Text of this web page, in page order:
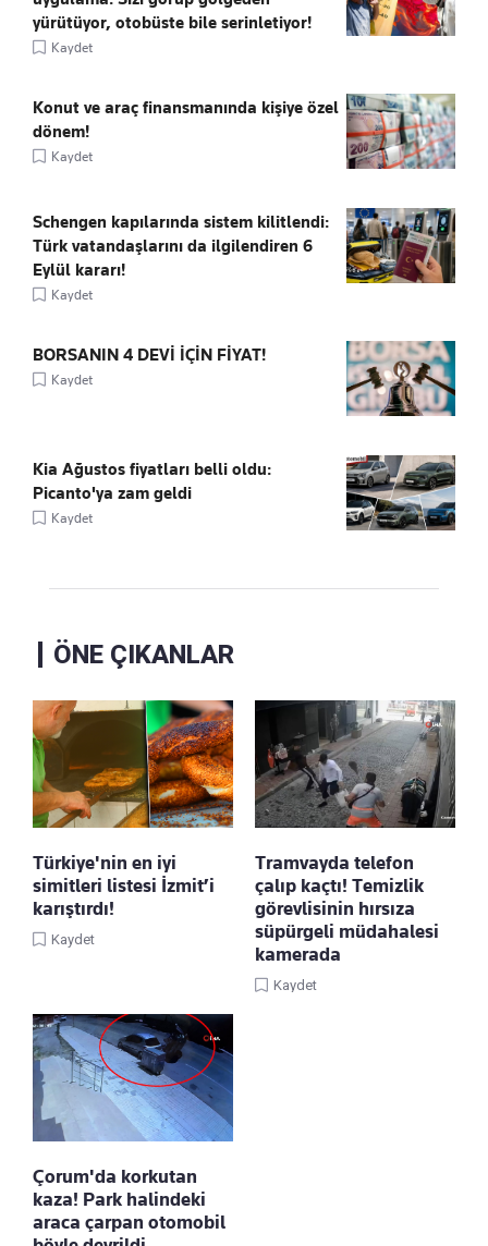
yürütüyor, otobüste bile serinletiyor!
Kaydet
Konut ve araç finansmanında kişiye özel
dönem!
Kaydet
Schengen kapılarında sistem kilitlendi:
Türk vatandaşlarını da ilgilendiren 6
Eylül kararı!
Kaydet
BORSANIN 4 DEVİ İÇİN FİYAT!
Kaydet
Kia Ağustos fiyatları belli oldu:
Picanto'ya zam geldi
Kaydet
ÖNE ÇIKANLAR
Türkiye'nin en iyi
simitleri listesi İzmit’i
karıştırdı!
Kaydet
Tramvayda telefon
çalıp kaçtı! Temizlik
görevlisinin hırsıza
süpürgeli müdahalesi
kamerada
Kaydet
Çorum'da korkutan
kaza! Park halindeki
araca çarpan otomobil